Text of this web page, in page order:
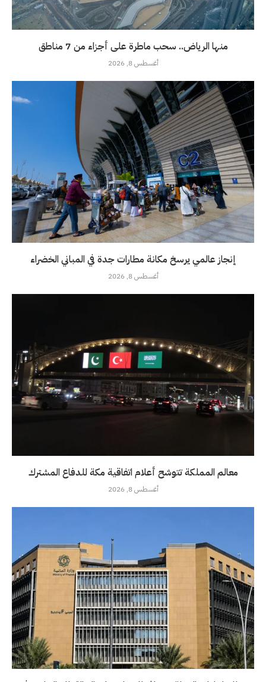
منها الرياض.. سحب ماطرة على أجزاء من 7 مناطق
أغسطس 8, 2026
إنجاز عالمي يرسخ مكانة مطارات جدة في المباني الخضراء
أغسطس 8, 2026
معالم المملكة تتوشح أعلام اتفاقية مكة للدفاع المشترك
أغسطس 8, 2026